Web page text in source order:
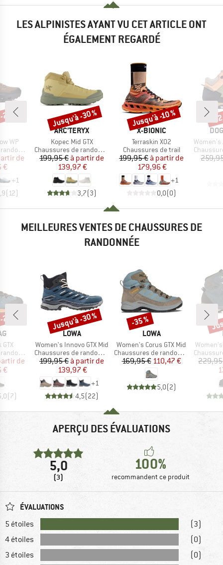
LES ALPINISTES AYANT VU CET ARTICLE ONT
ÉGALEMENT REGARDÉ
WP
réduit
de
€
+1
(12)
%
MARQUE
ARC'TERYX
Article
Kopec Mid GTX
Product group
Chaussures de randonnée
Prix
199,95 € Prix réduit
à partir de
139,97 €
3,7(3)
Remise
Jusqu'à -30 %
MARQUE
X-BIONIC
Article
Terraskin X02
Product group
Chaussures de trail
Prix
199,95 € Prix réduit
à partir de
179,96 €
+1
0,0(0)
Remise
Jusqu'à -10 %
Article
Women's
Product
-
MEILLEURES VENTES DE CHAUSSURES DE
RANDONNÉE
réduit
de
€
(7)
%
MARQUE
LOWA
Article
Women's Innovo GTX Mid
Product group
Chaussures de randonnée
Prix
199,95 € Prix réduit
à partir de
139,97 €
+1
4,5(22)
Remise
Jusqu'à -30 %
MARQUE
LOWA
Article
Women's Corus GTX Mid
Product group
Chaussures de randonnée
Prix
169,95 €Prix réduit
110,47 €
5,0(2)
Remise
-35 %
Article
Women's
Product
APERÇU DES ÉVALUATIONS
5,0
(3)
100%
recommandent ce produit
ÉVALUATIONS
5 étoiles
(3)
4 étoiles
(0)
3 étoiles
(0)